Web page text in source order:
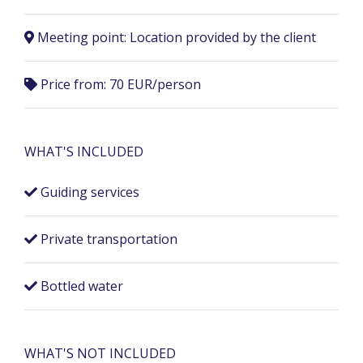
Meeting point: Location provided by the client
Price from: 70 EUR/person
WHAT'S INCLUDED
Guiding services
Private transportation
Bottled water
WHAT'S NOT INCLUDED